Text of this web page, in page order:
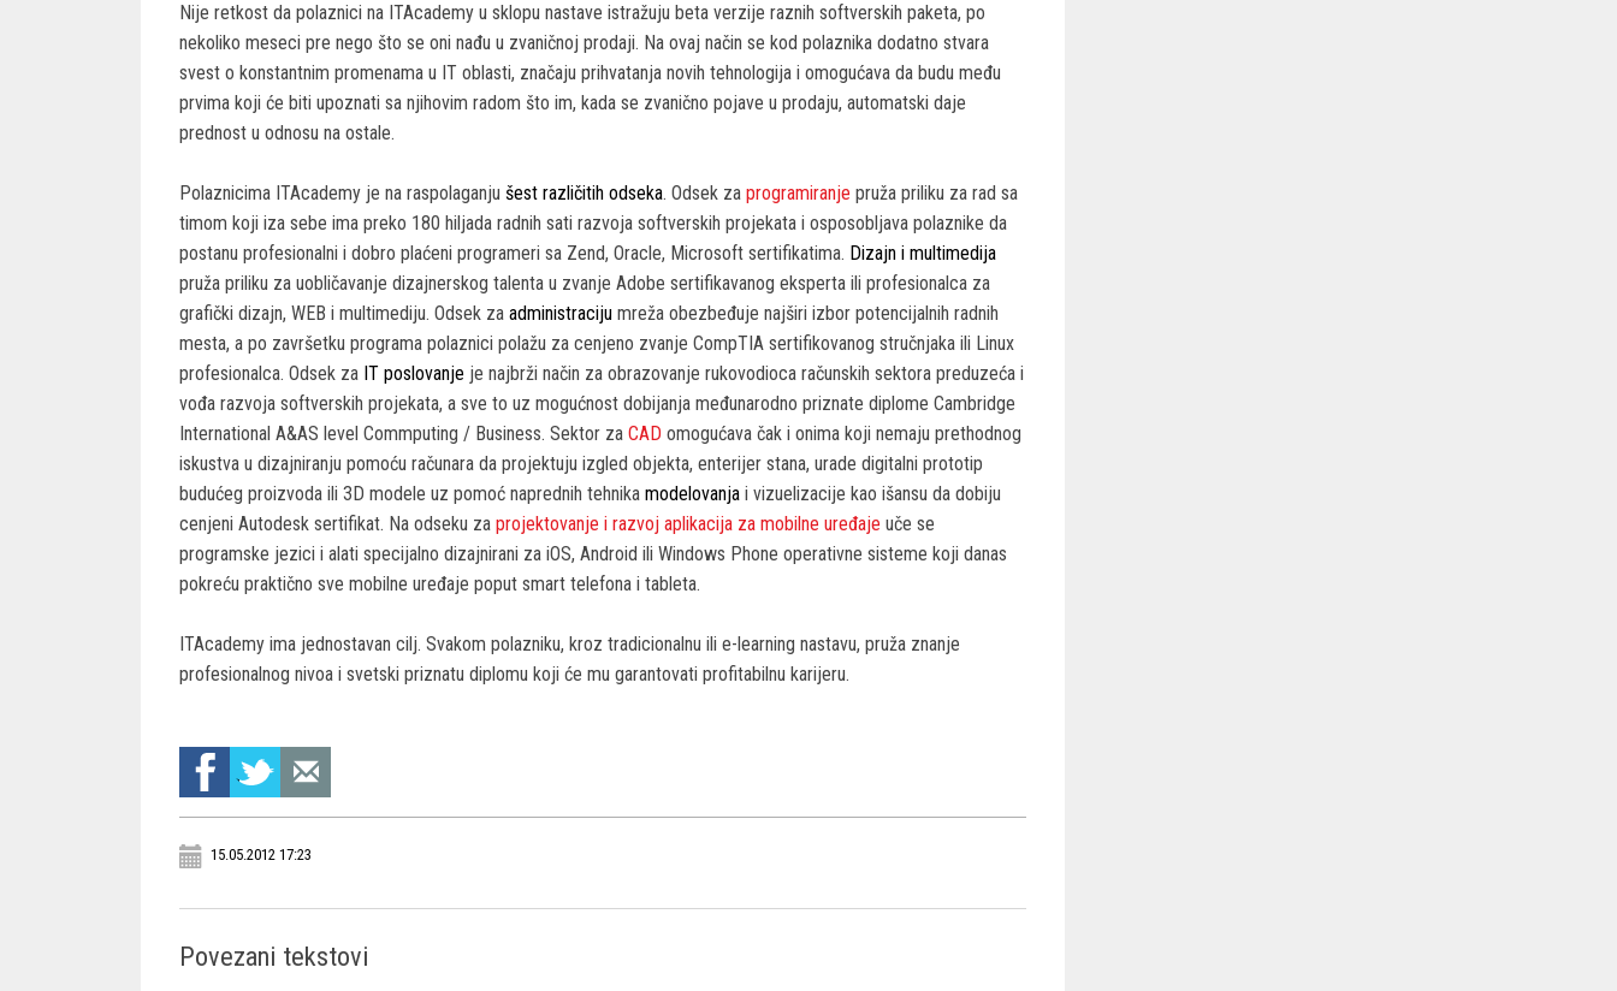
Nije retkost da polaznici na ITAcademy u sklopu nastave istražuju beta verzije raznih softverskih paketa, po
nekoliko meseci pre nego što se oni nađu u zvaničnoj prodaji. Na ovaj način se kod polaznika dodatno stvara
svest o konstantnim promenama u IT oblasti, značaju prihvatanja novih tehnologija i omogućava da budu među
prvima koji će biti upoznati sa njihovim radom što im, kada se zvanično pojave u prodaju, automatski daje
prednost u odnosu na ostale.
Polaznicima ITAcademy je na raspolaganju šest različitih odseka. Odsek za programiranje pruža priliku za rad sa
timom koji iza sebe ima preko 180 hiljada radnih sati razvoja softverskih projekata i osposobljava polaznike da
postanu profesionalni i dobro plaćeni programeri sa Zend, Oracle, Microsoft sertifikatima. Dizajn i multimedija
pruža priliku za uobličavanje dizajnerskog talenta u zvanje Adobe sertifikavanog eksperta ili profesionalca za
grafički dizajn, WEB i multimediju. Odsek za administraciju mreža obezbeđuje najširi izbor potencijalnih radnih
mesta, a po završetku programa polaznici polažu za cenjeno zvanje CompTIA sertifikovanog stručnjaka ili Linux
profesionalca. Odsek za IT poslovanje je najbrži način za obrazovanje rukovodioca računskih sektora preduzeća i
vođa razvoja softverskih projekata, a sve to uz mogućnost dobijanja međunarodno priznate diplome Cambridge
International A&AS level Commputing / Business. Sektor za CAD omogućava čak i onima koji nemaju prethodnog
iskustva u dizajniranju pomoću računara da projektuju izgled objekta, enterijer stana, urade digitalni prototip
budućeg proizvoda ili 3D modele uz pomoć naprednih tehnika modelovanja i vizuelizacije kao išansu da dobiju
cenjeni Autodesk sertifikat. Na odseku za projektovanje i razvoj aplikacija za mobilne uređaje uče se
programske jezici i alati specijalno dizajnirani za iOS, Android ili Windows Phone operativne sisteme koji danas
pokreću praktično sve mobilne uređaje poput smart telefona i tableta.
ITAcademy ima jednostavan cilj. Svakom polazniku, kroz tradicionalnu ili e-learning nastavu, pruža znanje
profesionalnog nivoa i svetski priznatu diplomu koji će mu garantovati profitabilnu karijeru.
15.05.2012 17:23
Povezani tekstovi